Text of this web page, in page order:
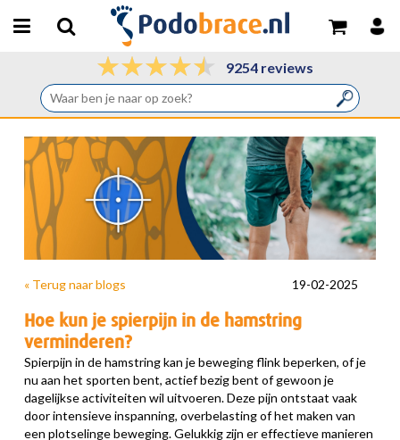
9254 reviews
« Terug naar blogs 19-02-2025
Hoe kun je spierpijn in de hamstring
verminderen?
Spierpijn in de hamstring kan je beweging flink beperken, of je
nu aan het sporten bent, actief bezig bent of gewoon je
dagelijkse activiteiten wil uitvoeren. Deze pijn ontstaat vaak
door intensieve inspanning, overbelasting of het maken van
een plotselinge beweging. Gelukkig zijn er effectieve manieren